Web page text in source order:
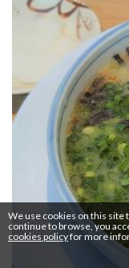
We use cookies on this site
continue to browse, you
cookies policyfor more